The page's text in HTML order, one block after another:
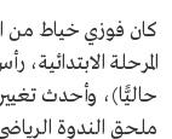
مكان الميلاد
تاريخ الوفاة
كان فوزي خياط من
المرحلة
حاليًّا)، وأحدث
ملحق الندوة